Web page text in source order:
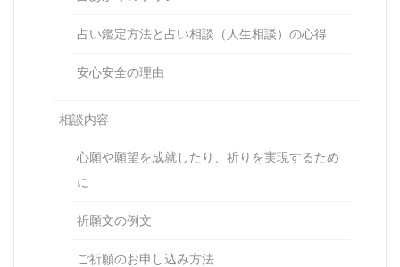
占い鑑定方法と占い相談（人生相談）の心得
安心安全の理由
相談内容
心願や願望を成就したり、祈りを実現するため
に
祈願文の例文
ご祈願のお申し込み方法